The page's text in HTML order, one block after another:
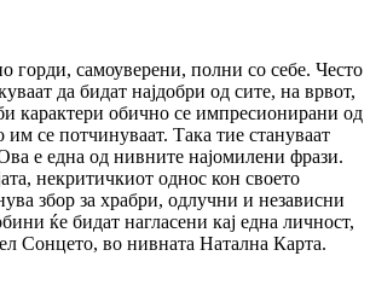
горди, самоуверени, полни со себе. Често
да бидат најдобри од сите, на врвот,
карактери обично се импресионирани од
се потчинуваат. Така тие стануваат
е една од нивните најомилени фрази.
некритичкиот однос кон своето
збор за храбри, одлучни и независни
ќе бидат нагласени кај една личност,
Сонцето, во нивната Натална Карта.